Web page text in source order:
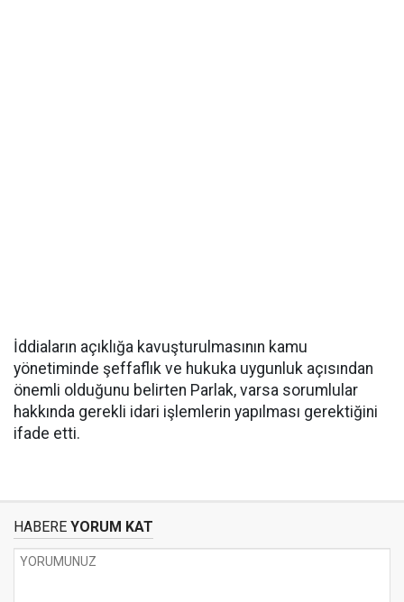
İddiaların açıklığa kavuşturulmasının kamu
yönetiminde şeffaflık ve hukuka uygunluk açısından
önemli olduğunu belirten Parlak, varsa sorumlular
hakkında gerekli idari işlemlerin yapılması gerektiğini
ifade etti.
HABERE YORUM KAT